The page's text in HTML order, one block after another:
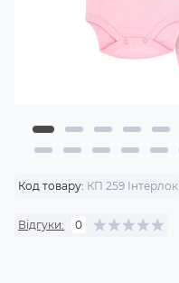
Код товару: КП 259 Інтерлок
Відгуки: 0